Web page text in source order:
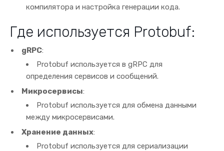
компилятора и настройка генерации кода.
Где используется Protobuf:
gRPC:
Protobuf используется в gRPC для
определения сервисов и сообщений.
Микросервисы:
Protobuf используется для обмена данными
между микросервисами.
Хранение данных:
Protobuf используется для сериализации